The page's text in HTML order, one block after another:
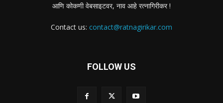
आणि कोकणी वेबसाइटवर, नाव आहे रत्नागिरीकर !
Contact us: contact@ratnagirikar.com
FOLLOW US